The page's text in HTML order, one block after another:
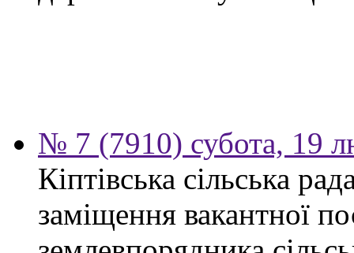
№ 7 (7910) субота, 19
Кіптівська сільська
заміщення вакантної